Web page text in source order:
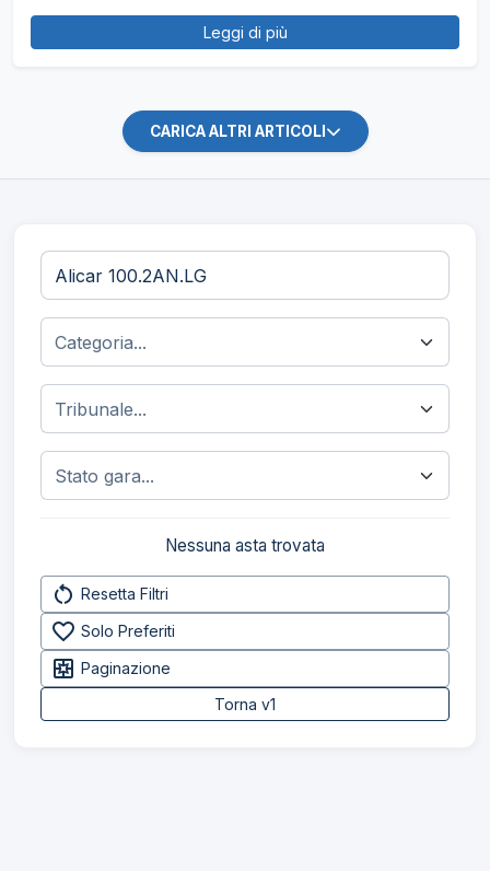
Leggi di più
CARICA ALTRI ARTICOLI
Nessuna asta trovata
restart_alt Resetta Filtri
favorite_border Solo Preferiti
pages Paginazione
Torna v1